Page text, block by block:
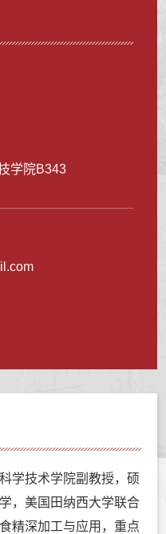
学院B343
学技术学院副教授，硕
，美国田纳西大学联合
精深加工与应用，重点